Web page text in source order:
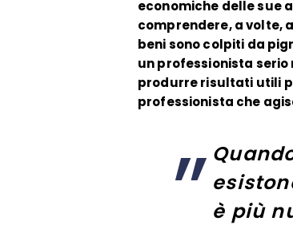
economiche delle sue
comprendere, a volte,
beni sono colpiti da
un professionista
produrre risultati utili
professionista che
è più